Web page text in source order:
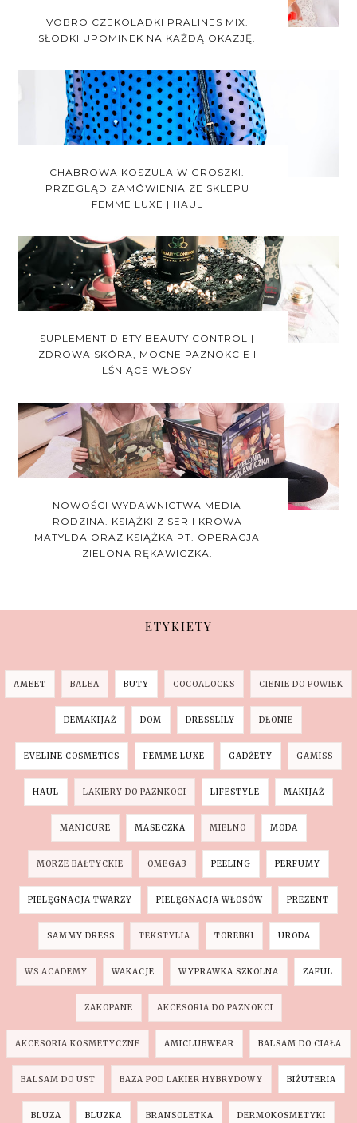
VOBRO CZEKOLADKI PRALINES MIX.
SŁODKI UPOMINEK NA KAŻDĄ OKAZJĘ.
CHABROWA KOSZULA W GROSZKI.
PRZEGLĄD ZAMÓWIENIA ZE SKLEPU
FEMME LUXE | HAUL
SUPLEMENT DIETY BEAUTY CONTROL |
ZDROWA SKÓRA, MOCNE PAZNOKCIE I
LŚNIĄCE WŁOSY
NOWOŚCI WYDAWNICTWA MEDIA
RODZINA. KSIĄŻKI Z SERII KROWA
MATYLDA ORAZ KSIĄŻKA PT. OPERACJA
ZIELONA RĘKAWICZKA.
ETYKIETY
AMEET BALEA BUTY COCOALOCKS CIENIE DO POWIEK
DEMAKIJAŻ DOM DRESSLILY DŁONIE
EVELINE COSMETICS FEMME LUXE GADŻETY GAMISS
HAUL LAKIERY DO PAZNKOCI LIFESTYLE MAKIJAŻ
MANICURE MASECZKA MIELNO MODA
MORZE BAŁTYCKIE OMEGA3 PEELING PERFUMY
PIELĘGNACJA TWARZY PIELĘGNACJA WŁOSÓW PREZENT
SAMMY DRESS TEKSTYLIA TOREBKI URODA
WS ACADEMY WAKACJE WYPRAWKA SZKOLNA ZAFUL
ZAKOPANE AKCESORIA DO PAZNOKCI
AKCESORIA KOSMETYCZNE AMICLUBWEAR BALSAM DO CIAŁA
BALSAM DO UST BAZA POD LAKIER HYBRYDOWY BIŻUTERIA
BLUZA BLUZKA BRANSOLETKA DERMOKOSMETYKI